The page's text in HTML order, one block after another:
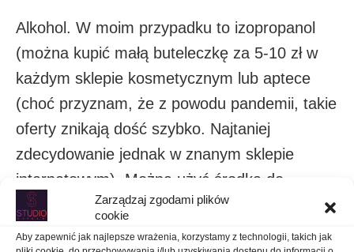
Zarządzaj zgodami plików
cookie
Aby zapewnić jak najlepsze wrażenia, korzystamy z technologii, takich jak
Alkohol. W moim przypadku to izopropanol
(można kupić małą buteleczkę za 5-10 zł w
każdym sklepie kosmetycznym lub aptece
(choć przyznam, że z powodu pandemii, takie
oferty znikają dość szybko. Najtaniej
zdecydowanie jednak w znanym sklepie
internetowym). Można użyć środka do
dezynfekcji rąk, dość popularny ostatnio w
każdym domu. Użyłem do tego miękkiej